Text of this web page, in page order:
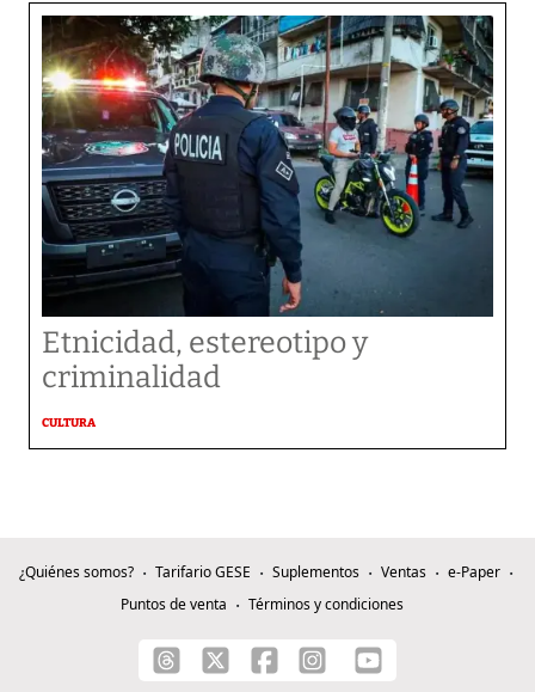
Etnicidad, estereotipo y
criminalidad
CULTURA
¿Quiénes somos? Tarifario GESE Suplementos Ventas
e-Paper
Puntos de venta
Términos y condiciones